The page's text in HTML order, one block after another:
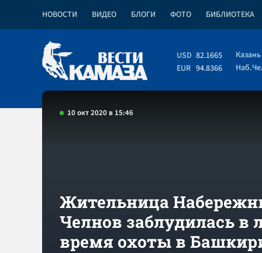
НОВОСТИ ВИДЕО БЛОГИ ФОТО БИБЛИОТЕКА
USD 82.1665
EUR 94.8366
Казань
10 окт 2020 в 15:46
Жительница
Челнов заблудилась в
время охоты в